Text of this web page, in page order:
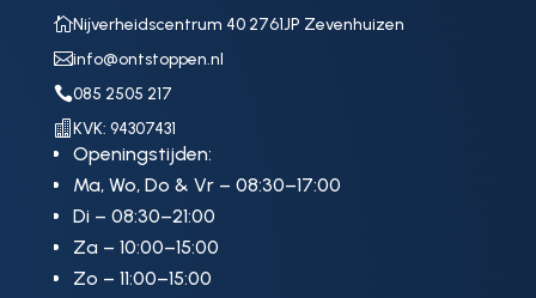
Nijverheidscentrum 40 2761JP Zevenhuizen
info@ontstoppen.nl
085 2505 217
 KVK: 94307431
Openingstijden:
Ma, Wo, Do & Vr – 08:30–17:00
Di – 08:30–21:00
Za – 10:00–15:00
Zo – 11:00–15:00